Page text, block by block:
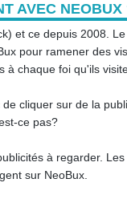
AVEC NEOBUX
et ce depuis 2008.
pour ramener des
chaque foi qu'ils
cliquer sur de la
ce pas?
à regarder.
sur NeoBux.